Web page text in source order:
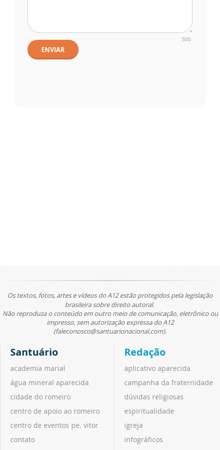
500
ENVIAR
Os textos, fotos, artes e vídeos do A12 estão protegidos pela legislação
brasileira sobre direito autoral.
Não reproduza o conteúdo em outro meio de comunicação, eletrônico ou
impresso, sem autorização expressa do A12
(faleconosco@santuarionacional.com).
Santuário
academia marial
água mineral aparecida
cidade do romeiro
centro de apoio ao romeiro
centro de eventos pe. vitor
contato
Redação
aplicativo aparecida
campanha da fraternidade
dúvidas religiosas
espiritualidade
igreja
infográficos